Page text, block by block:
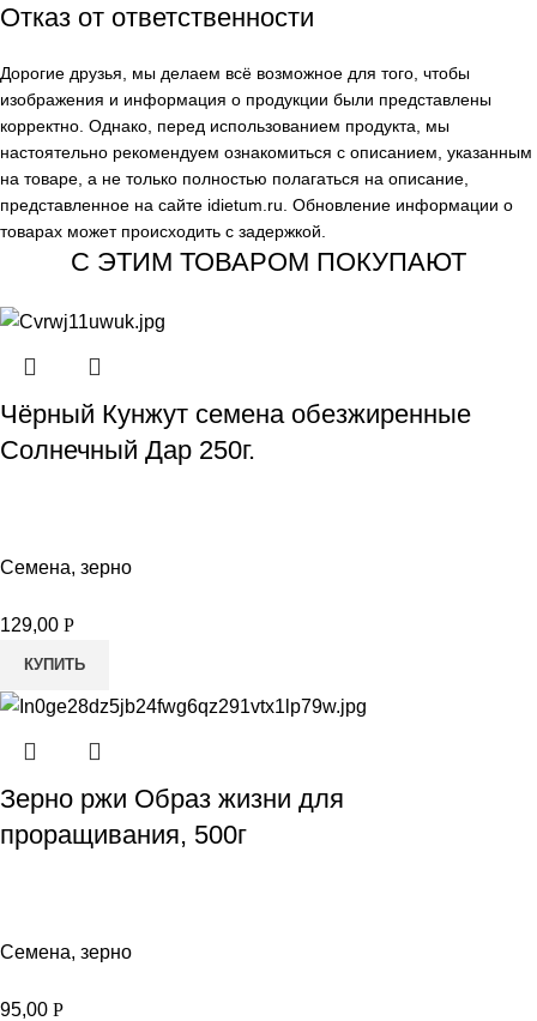
Отказ от ответственности
Дорогие друзья, мы делаем всё возможное для того, чтобы
изображения и информация о продукции были представлены
корректно. Однако, перед использованием продукта, мы
настоятельно рекомендуем ознакомиться с описанием, указанным
на товаре, а не только полностью полагаться на описание,
представленное на сайте idietum.ru. Обновление информации о
товарах может происходить с задержкой.
С ЭТИМ ТОВАРОМ ПОКУПАЮТ
Чёрный Кунжут семена обезжиренные
Солнечный Дар 250г.
Семена, зерно
129,00 Р
КУПИТЬ
Зерно ржи Образ жизни для
проращивания, 500г
Семена, зерно
95,00 Р